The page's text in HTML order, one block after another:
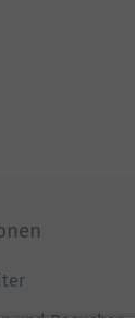
und Besucher